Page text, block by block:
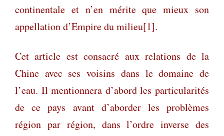
continentale et n’en mérite que mieux son
appellation d’Empire du milieu[1].
Cet article est consacré aux relations de la
Chine avec ses voisins dans le domaine de
l’eau. Il mentionnera d’abord les particularités
de ce pays avant d’aborder les problèmes
région par région, dans l’ordre inverse des